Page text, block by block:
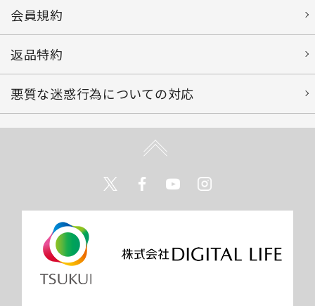
会員規約
返品特約
悪質な迷惑行為についての対応
TwitterFacebookYoutube